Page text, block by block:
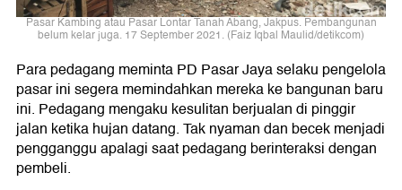
Pasar Kambing atau Pasar Lontar Tanah Abang, Jakpus. Pembangunan
belum kelar juga. 17 September 2021. (Faiz Iqbal Maulid/detikcom)
Para pedagang meminta PD Pasar Jaya selaku pengelola
pasar ini segera memindahkan mereka ke bangunan baru
ini. Pedagang mengaku kesulitan berjualan di pinggir
jalan ketika hujan datang. Tak nyaman dan becek menjadi
pengganggu apalagi saat pedagang berinteraksi dengan
pembeli.